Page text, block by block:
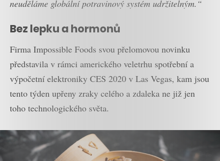
neuděláme globální potravinový systém udržitelným.“
Bez lepku a hormonů
Firma Impossible Foods svou přelomovou novinku
představila v rámci amerického veletrhu spotřební a
výpočetní elektroniky CES 2020 v Las Vegas, kam jsou
tento týden upřeny zraky celého a zdaleka ne již jen
toho technologického světa.